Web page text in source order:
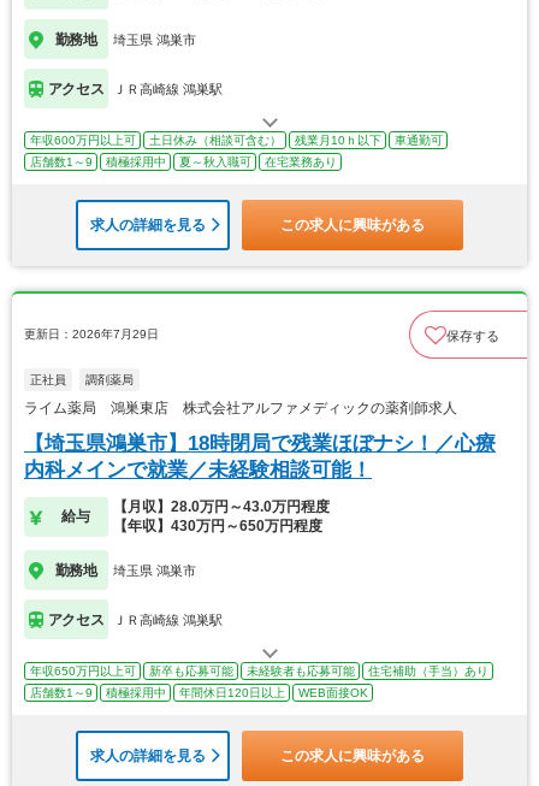
勤務地 埼玉県 鴻巣市
アクセス ＪＲ高崎線 鴻巣駅
年収600万円以上可 土日休み（相談可含む） 残業月10ｈ以下
車通勤可
店舗数1～9
積極採用中 夏～秋入職可 在宅業務あり
求人の詳細を見る この求人に興味がある
更新日：2026年7月29日 保存する
正社員 調剤薬局
ライム薬局 鴻巣東店 株式会社アルファメディックの薬剤師求人
【埼玉県鴻巣市】18時閉局で残業ほぼナシ！／心療
内科メインで就業／未経験相談可能！
給与
【月収】28.0万円～43.0万円程度
【年収】430万円～650万円程度
勤務地 埼玉県 鴻巣市
アクセス ＪＲ高崎線 鴻巣駅
年収650万円以上可 新卒も応募可能 未経験者も応募可能
住宅補助（手当）あり
店舗数1～9
積極採用中 年間休日120日以上 WEB面接OK
求人の詳細を見る この求人に興味がある